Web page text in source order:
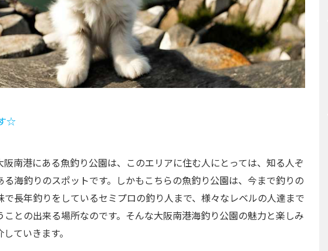
☆
南港にある魚釣り公園は、このエリアに住む人にとっては、知る人ぞ
海釣りのスポットです。しかもこちらの魚釣り公園は、今まで釣りの
長年釣りをしているセミプロの釣り人まで、様々なレベルの人達まで
との出来る場所なのです。そんな大阪南港海釣り公園の魅力と楽しみ
ていきます。